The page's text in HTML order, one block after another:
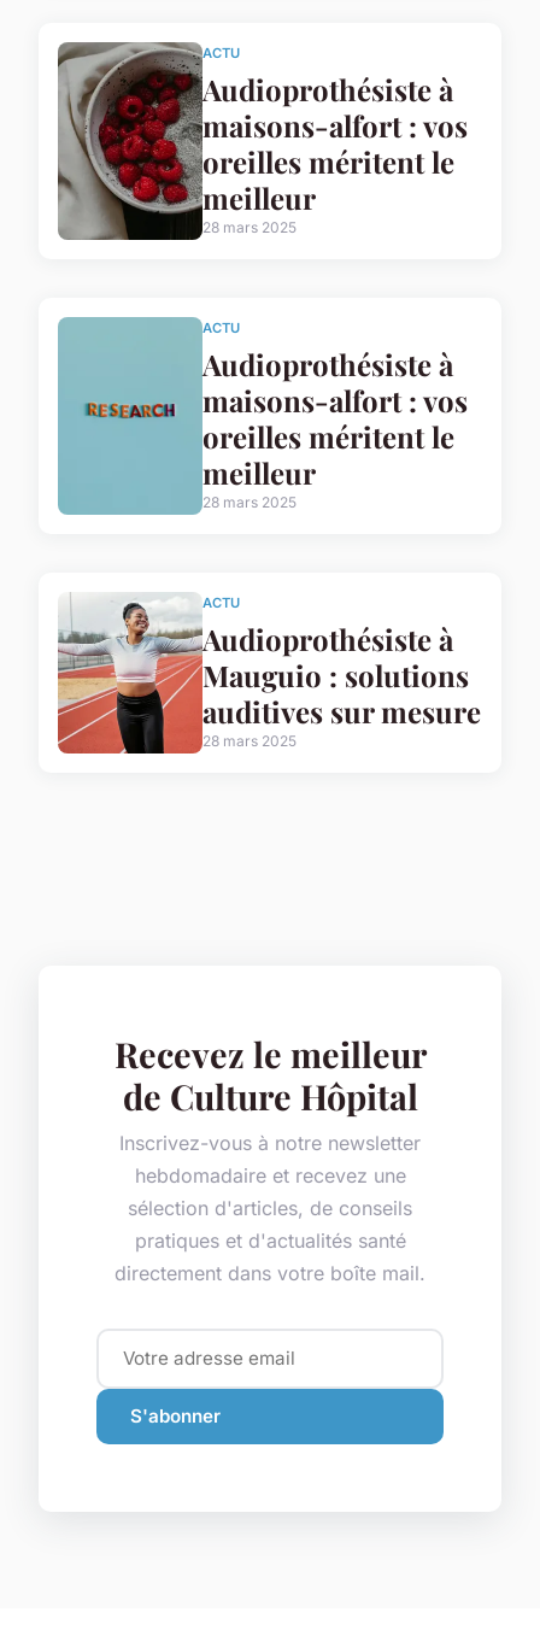
ACTU
Audioprothésiste à
maisons-alfort : vos
oreilles méritent le
meilleur
28 mars 2025
ACTU
Audioprothésiste à
maisons-alfort : vos
oreilles méritent le
meilleur
28 mars 2025
ACTU
Audioprothésiste à
Mauguio : solutions
auditives sur mesure
28 mars 2025
Recevez le meilleur
de Culture Hôpital
Inscrivez-vous à notre newsletter
hebdomadaire et recevez une
sélection d'articles, de conseils
pratiques et d'actualités santé
directement dans votre boîte mail.
S'abonner